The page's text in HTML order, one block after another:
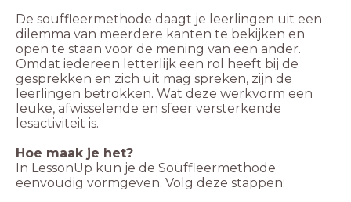
De souffleermethode daagt je leerlingen uit een
dilemma van meerdere kanten te bekijken en
open te staan voor de mening van een ander.
Omdat iedereen letterlijk een rol heeft bij de
gesprekken en zich uit mag spreken, zijn de
leerlingen betrokken. Wat deze werkvorm een
leuke, afwisselende en sfeer versterkende
lesactiviteit is.
Hoe maak je het?
In LessonUp kun je de Souffleermethode
eenvoudig vormgeven. Volg deze stappen: